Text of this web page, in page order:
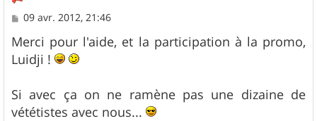
M
s
s
a
09 avr. 2012, 21:46
Merci pour l'aide, et la participation à la promo,
Luidji !
Si avec ça on ne ramène pas une dizaine de
vététistes avec nous...